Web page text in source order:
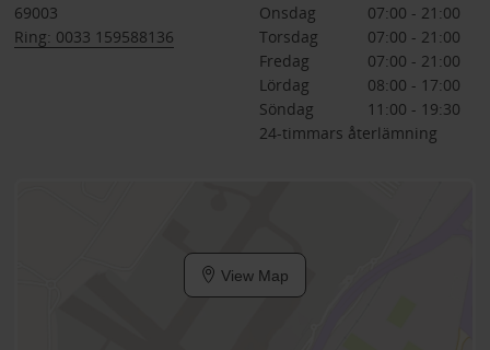
69003
Ring: 0033 159588136
Onsdag
07:00 - 21:00
Torsdag
07:00 - 21:00
Fredag
07:00 - 21:00
Lördag
08:00 - 17:00
Söndag
11:00 - 19:30
24-timmars återlämning
View Map